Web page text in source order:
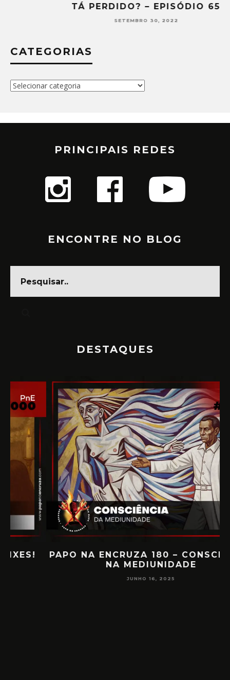
TÁ PERDIDO? – EPISÓDIO 65
SETEMBRO 30, 2022
CATEGORIAS
Categorias
PRINCIPAIS REDES
ENCONTRE NO BLOG
DESTAQUES
PAPO NA ENCRUZA 180 – CONSCIÊNCIA
NA MEDIUNIDADE
JUNHO 16, 2025